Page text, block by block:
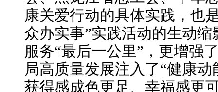
康关爱行动的具体实践，也
众办实事”实践活动的生动
服务“最后一公里”，更增强
局高质量发展注入了“健康
获得感成色更足、幸福感更